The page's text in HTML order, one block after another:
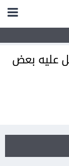
عليه بعض